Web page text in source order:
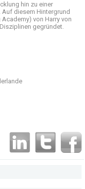
hin zu einer
. Auf diesem Hintergrund
Academy) von Harry von
gegründet.